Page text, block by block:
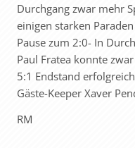
Durchgang zwar mehr
einigen starken
Pause zum 2:0- In
Paul Fratea konnte
5:1 Endstand
Gäste-Keeper Xaver
RM